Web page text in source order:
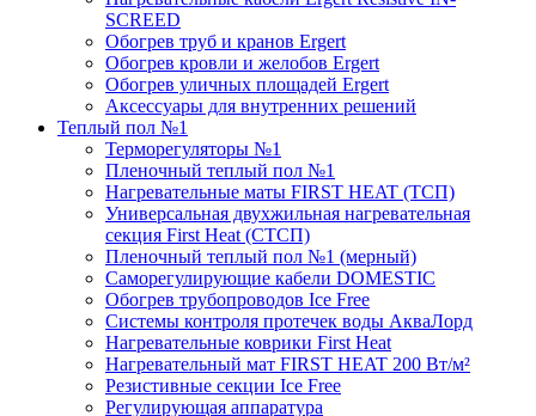
SCREED
Обогрев труб и кранов Ergert
Обогрев кровли и желобов Ergert
Обогрев уличных площадей Ergert
Аксессуары для внутренних решений
Теплый пол №1
Терморегуляторы №1
Пленочный теплый пол №1
Нагревательные маты FIRST HEAT (ТСП)
Универсальная двухжильная нагревательная
секция First Heat (СТСП)
Пленочный теплый пол №1 (мерный)
Саморегулирующие кабели DOMESTIC
Обогрев трубопроводов Ice Free
Системы контроля протечек воды АкваЛорд
Нагревательные коврики First Heat
Нагревательный мат FIRST HEAT 200 Вт/м²
Резистивные секции Ice Free
Регулирующая аппаратура